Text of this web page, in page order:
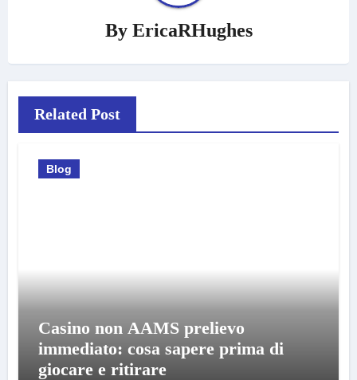
By EricaRHughes
Related Post
Blog
Casino non AAMS prelievo
immediato: cosa sapere prima di
giocare e ritirare